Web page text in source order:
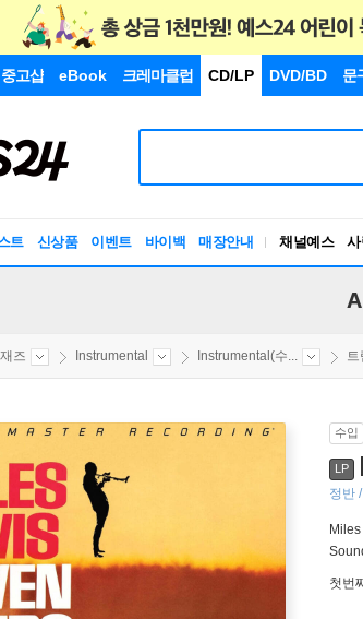
중고샵 eBook 크레마클럽 CD/LP DVD/BD 문
트 신상품 이벤트 바이백 매장안내 채널예스 사
재즈 Instrumental Instrumental(수... 트
수입
LP
정반
첫번